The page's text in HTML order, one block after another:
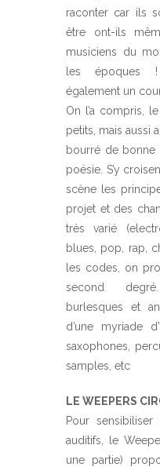
raconter car ils
être ont-ils
musiciens du
les époques
également un
On l’a compris,
petits, mais aussi
bourré de bonne
poésie. S’y
scène les
projet et des
très varié
blues, pop, rap,
les codes, on
second
burlesques et
d’une myriade
saxophones,
samples, etc
LE WEEPERS
Pour
auditifs, le
une partie)